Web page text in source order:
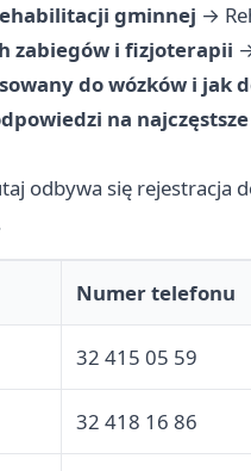
gminnej →
zabiegów i fizjoterapii
do wózków i jak
na
odbywa się rejestracja
Numer telefonu
32 415 05 59
32 418 16 86